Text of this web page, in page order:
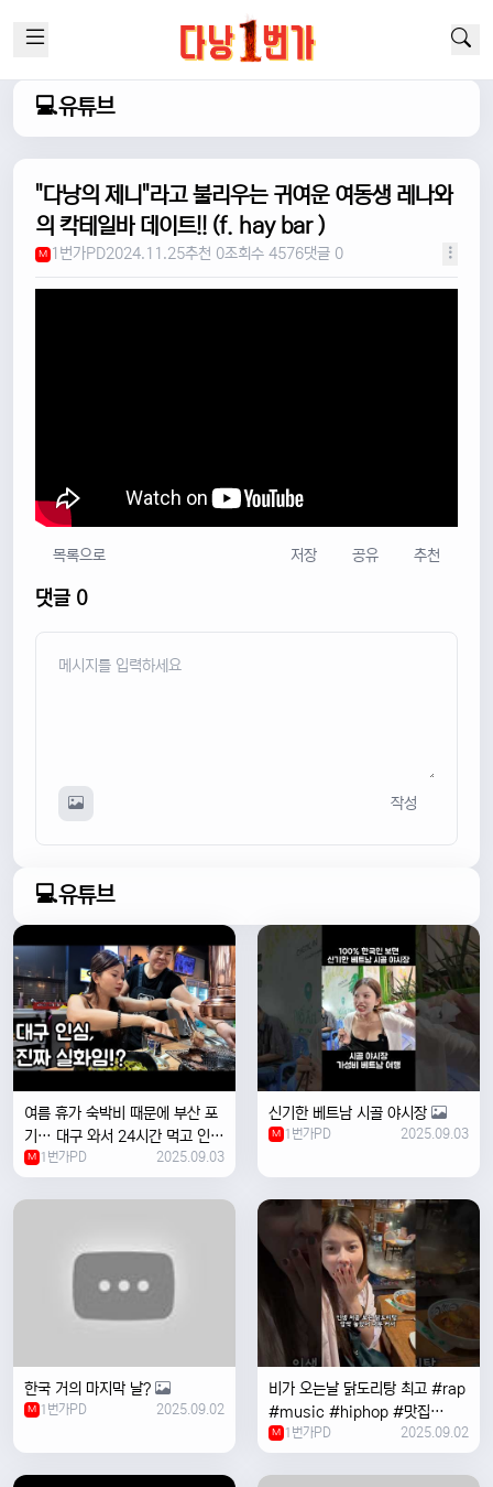
💻유튜브
"다낭의 제니"라고 불리우는 귀여운 여동생 레나와
의 칵테일바 데이트!! (f. hay bar )
M 1번가PD2024.11.25추천 0조회수 4576댓글 0
목록으로 저장 공유 추천
댓글 0
작성
💻유튜브
여름 휴가 숙박비 때문에 부산 포
기… 대구 와서 24시간 먹고 인생
위로받았습니다
M 1번가PD 2025.09.03
신기한 베트남 시골 야시장
M 1번가PD 2025.09.03
한국 거의 마지막 날?
M 1번가PD 2025.09.02
비가 오는날 ￼닭도리탕 최고 #rap
#music #hiphop #맛집
#travel #여행 #food ￼
M 1번가PD 2025.09.02